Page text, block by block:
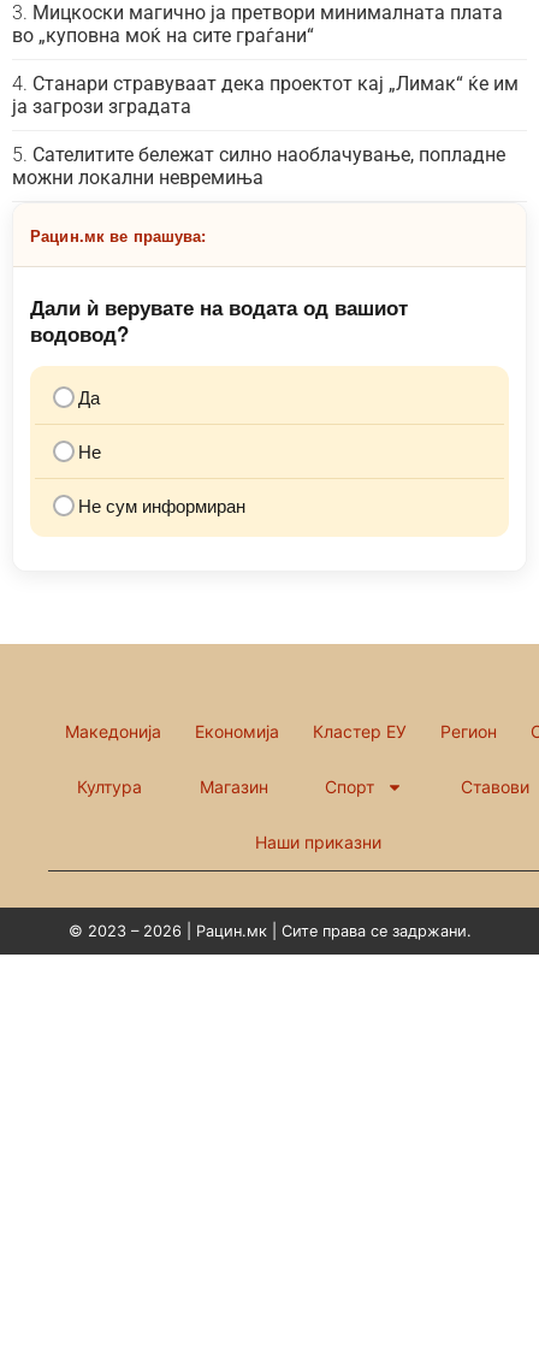
Мицкоски магично ја претвори минималната плата
во „куповна моќ на сите граѓани“
Станари стравуваат дека проектот кај „Лимак“ ќе им
ја загрози зградата
Сателитите бележат силно наоблачување, попладне
можни локални невремиња
Рацин.мк ве прашува:
Дали ѝ верувате на водата од вашиот
водовод?
Да
Не
Не сум информиран
Македонија Економија Кластер ЕУ Регион
Култура Магазин Спорт Ставови
Наши приказни
© 2023 – 2026 | Рацин.мк | Сите права се задржани.